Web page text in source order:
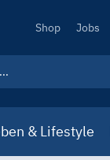
Secondary
Shop Jobs
& Lifestyle